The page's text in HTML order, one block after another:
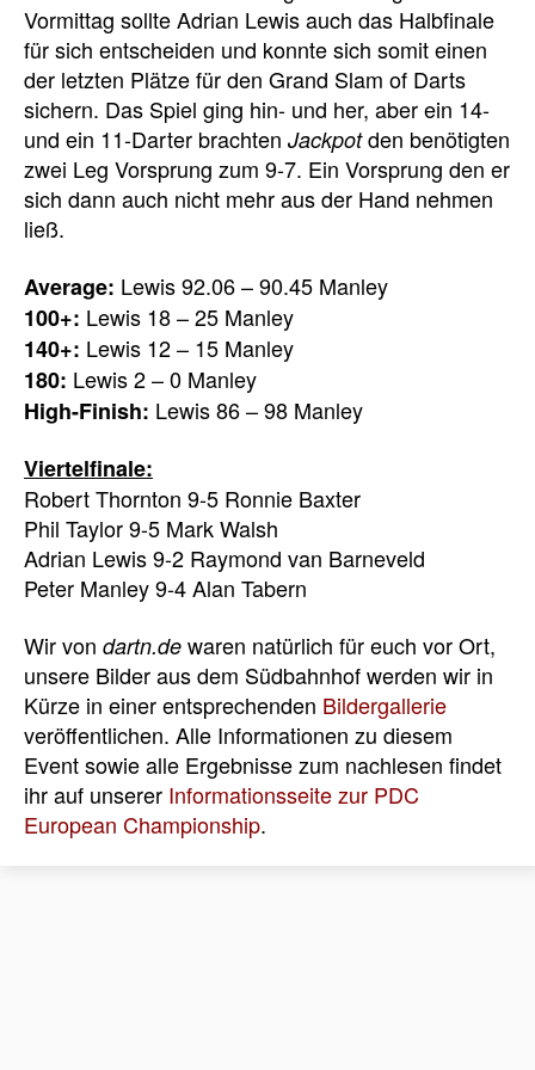
Vormittag sollte Adrian Lewis auch das Halbfinale
für sich entscheiden und konnte sich somit einen
der letzten Plätze für den Grand Slam of Darts
sichern. Das Spiel ging hin- und her, aber ein 14-
und ein 11-Darter brachten Jackpotden benötigten
zwei Leg Vorsprung zum 9-7. Ein Vorsprung den er
sich dann auch nicht mehr aus der Hand nehmen
ließ.
Average: Lewis 92.06 – 90.45 Manley
100+: Lewis 18 – 25 Manley
140+: Lewis 12 – 15 Manley
180: Lewis 2 – 0 Manley
High-Finish: Lewis 86 – 98 Manley
Viertelfinale:
Robert Thornton 9-5 Ronnie Baxter
Phil Taylor 9-5 Mark Walsh
Adrian Lewis 9-2 Raymond van Barneveld
Peter Manley 9-4 Alan Tabern
Wir von dartn.de waren natürlich für euch vor Ort,
unsere Bilder aus dem Südbahnhof werden wir in
Kürze in einer entsprechenden Bildergallerie
veröffentlichen. Alle Informationen zu diesem
Event sowie alle Ergebnisse zum nachlesen findet
ihr auf unserer Informationsseite zur PDC
European Championship.